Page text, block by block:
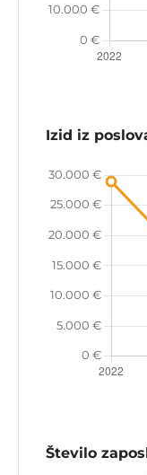
Izid iz
Število